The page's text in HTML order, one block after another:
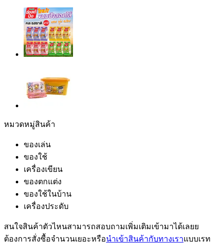
หมวดหมู่สินค้า
ของเล่น
ของใช้
เครื่องเขียน
ของตกแต่ง
ของใช้ในบ้าน
เครื่องประดับ
สนใจสินค้าตัวไหนสามารถสอบถามเพิ่มเติมเข้ามาได้เลยย
ต้องการสั่งซื้อจำนวนเยอะหรือนำเข้าสินค้ากับทางเราแบบเรท